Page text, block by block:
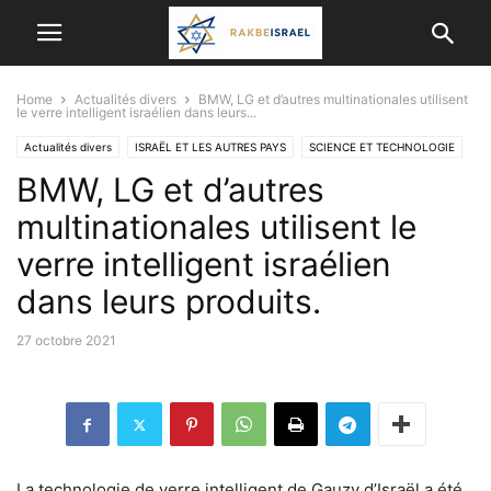
Home Actualités divers
BMW, LG et d’autres multinationales utilisent
le verre intelligent israélien dans leurs...
Actualités divers ISRAËL ET LES AUTRES PAYS SCIENCE ET TECHNOLOGIE
Véhicule
BMW, LG et d’autres
multinationales utilisent le
verre intelligent israélien
dans leurs produits.
27 octobre 2021